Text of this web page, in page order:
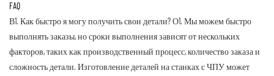
FAQ
В1. Как быстро я могу получить свои детали?О1. Мы можем быстро
выполнять заказы, но сроки выполнения зависят от нескольких
факторов, таких как производственный процесс, количество заказа и
сложность детали. Изготовление деталей на станках с ЧПУ может